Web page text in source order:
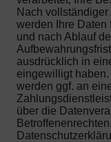
Nach
werden Ihre Daten
und nach Ablauf
ausdrücklich in
eingewilligt
werden ggf. an
über die